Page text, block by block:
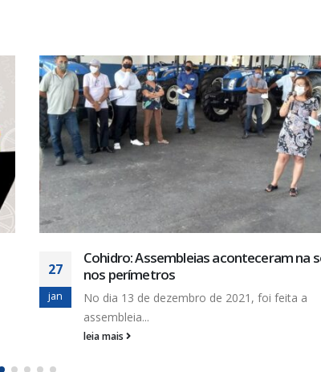
14
nov
Contraproposta do Acordo Coletivo
aguardando parecer da Seplag
O SINDISAN continua aguardando a posição
direção da Cohidro sobre...
leia mais